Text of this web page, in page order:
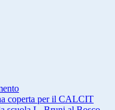
coperta per il CALCIT